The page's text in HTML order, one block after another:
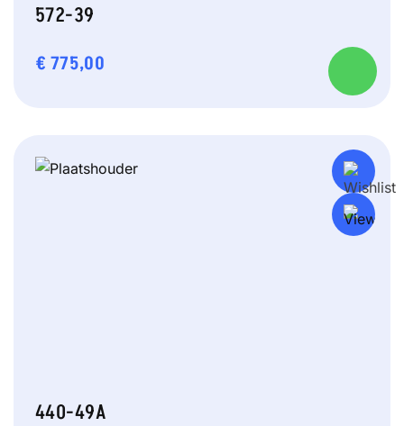
572-39
€ 775,00
440-49A